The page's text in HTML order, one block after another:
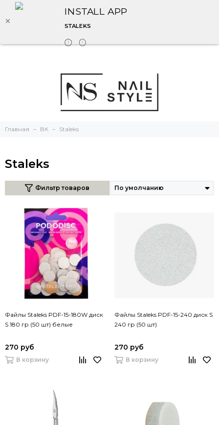
INSTALL APP
STALEKS
Главная ВК Staleks
Staleks
Фильтр товаров
Файлы Staleks PDF-15-180W диск
S 180 гр (50 шт) белые
270 руб
В корзину
Файлы Staleks PDF-15-240 диск S
240 гр (50 шт)
270 руб
В корзину